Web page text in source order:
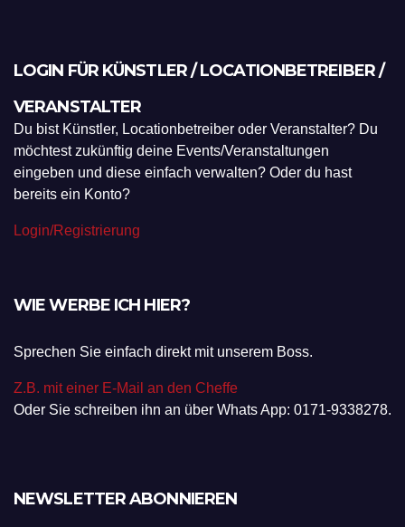
LOGIN FÜR KÜNSTLER / LOCATIONBETREIBER /
VERANSTALTER
Du bist Künstler, Locationbetreiber oder Veranstalter? Du
möchtest zukünftig deine Events/Veranstaltungen
eingeben und diese einfach verwalten? Oder du hast
bereits ein Konto?
Login/Registrierung
WIE WERBE ICH HIER?
Sprechen Sie einfach direkt mit unserem Boss.
Z.B. mit einer E-Mail an den Cheffe
Oder Sie schreiben ihn an über Whats App: 0171-9338278.
NEWSLETTER ABONNIEREN